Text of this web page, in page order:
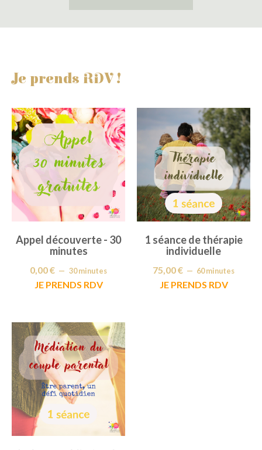
Je prends RDV !
Appel découverte - 30
minutes
0,00€ 30 minutes
JE PRENDS RDV
1 séance de thérapie
individuelle
75,00€ 60 minutes
JE PRENDS RDV